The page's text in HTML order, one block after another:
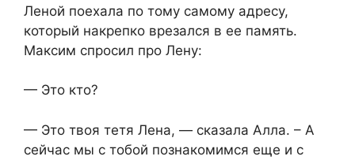
Леной поехала по тому самому адресу,
который накрепко врезался в ее память.
Максим спросил про Лену:
— Это кто?
— Это твоя тетя Лена, — сказала Алла. – А
сейчас мы с тобой познакомимся еще и с